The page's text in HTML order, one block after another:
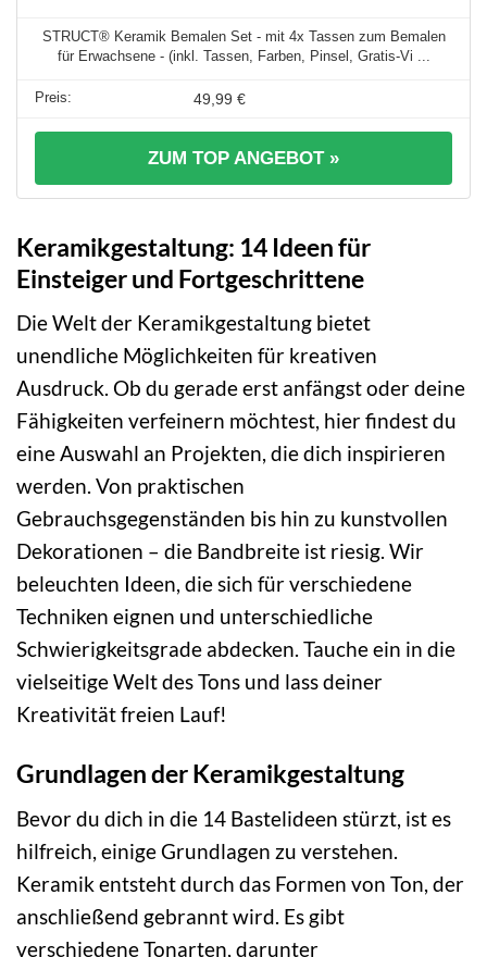
STRUCT® Keramik Bemalen Set - mit 4x Tassen zum Bemalen
für Erwachsene - (inkl. Tassen, Farben, Pinsel, Gratis-Vi ...
49,99 €
ZUM TOP ANGEBOT »
Keramikgestaltung: 14 Ideen für
Einsteiger und Fortgeschrittene
Die Welt der Keramikgestaltung bietet
unendliche Möglichkeiten für kreativen
Ausdruck. Ob du gerade erst anfängst oder deine
Fähigkeiten verfeinern möchtest, hier findest du
eine Auswahl an Projekten, die dich inspirieren
werden. Von praktischen
Gebrauchsgegenständen bis hin zu kunstvollen
Dekorationen – die Bandbreite ist riesig. Wir
beleuchten Ideen, die sich für verschiedene
Techniken eignen und unterschiedliche
Schwierigkeitsgrade abdecken. Tauche ein in die
vielseitige Welt des Tons und lass deiner
Kreativität freien Lauf!
Grundlagen der Keramikgestaltung
Bevor du dich in die 14 Bastelideen stürzt, ist es
hilfreich, einige Grundlagen zu verstehen.
Keramik entsteht durch das Formen von Ton, der
anschließend gebrannt wird. Es gibt
verschiedene Tonarten, darunter